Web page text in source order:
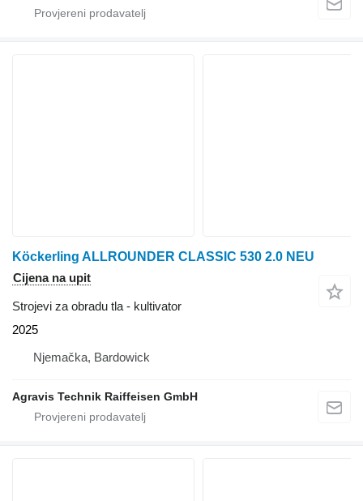
Köckerling ALLROUNDER CLASSIC 530 2.0 NEU
Cijena na upit
Strojevi za obradu tla - kultivator
2025
Njemačka, Bardowick
Agravis Technik Raiffeisen GmbH